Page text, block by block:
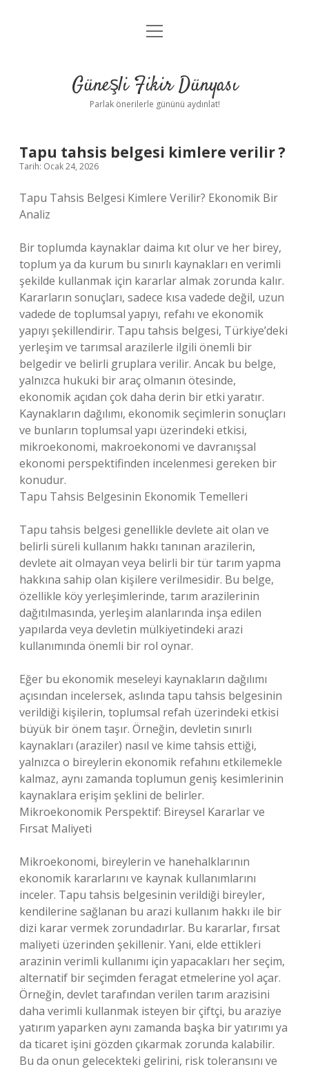
Anasayfa
Yasal Uyarı
menüyü
Güneşli Fikir Dünyası
Parlak önerilerle gününü aydınlat!
Tapu tahsis belgesi kimlere verilir ?
Tarih: Ocak 24, 2026
Tapu Tahsis Belgesi Kimlere Verilir? Ekonomik Bir
Analiz
Bir toplumda kaynaklar daima kıt olur ve her birey,
toplum ya da kurum bu sınırlı kaynakları en verimli
şekilde kullanmak için kararlar almak zorunda kalır.
Kararların sonuçları, sadece kısa vadede değil, uzun
vadede de toplumsal yapıyı, refahı ve ekonomik
yapıyı şekillendirir. Tapu tahsis belgesi, Türkiye’deki
yerleşim ve tarımsal arazilerle ilgili önemli bir
belgedir ve belirli gruplara verilir. Ancak bu belge,
yalnızca hukuki bir araç olmanın ötesinde,
ekonomik açıdan çok daha derin bir etki yaratır.
Kaynakların dağılımı, ekonomik seçimlerin sonuçları
ve bunların toplumsal yapı üzerindeki etkisi,
mikroekonomi, makroekonomi ve davranışsal
ekonomi perspektifinden incelenmesi gereken bir
konudur.
Tapu Tahsis Belgesinin Ekonomik Temelleri
Tapu tahsis belgesi genellikle devlete ait olan ve
belirli süreli kullanım hakkı tanınan arazilerin,
devlete ait olmayan veya belirli bir tür tarım yapma
hakkına sahip olan kişilere verilmesidir. Bu belge,
özellikle köy yerleşimlerinde, tarım arazilerinin
dağıtılmasında, yerleşim alanlarında inşa edilen
yapılarda veya devletin mülkiyetindeki arazi
kullanımında önemli bir rol oynar.
Eğer bu ekonomik meseleyi kaynakların dağılımı
açısından incelersek, aslında tapu tahsis belgesinin
verildiği kişilerin, toplumsal refah üzerindeki etkisi
büyük bir önem taşır. Örneğin, devletin sınırlı
kaynakları (araziler) nasıl ve kime tahsis ettiği,
yalnızca o bireylerin ekonomik refahını etkilemekle
kalmaz, aynı zamanda toplumun geniş kesimlerinin
kaynaklara erişim şeklini de belirler.
Mikroekonomik Perspektif: Bireysel Kararlar ve
Fırsat Maliyeti
Mikroekonomi, bireylerin ve hanehalklarının
ekonomik kararlarını ve kaynak kullanımlarını
inceler. Tapu tahsis belgesinin verildiği bireyler,
kendilerine sağlanan bu arazi kullanım hakkı ile bir
dizi karar vermek zorundadırlar. Bu kararlar, fırsat
maliyeti üzerinden şekillenir. Yani, elde ettikleri
arazinin verimli kullanımı için yapacakları her seçim,
alternatif bir seçimden feragat etmelerine yol açar.
Örneğin, devlet tarafından verilen tarım arazisini
daha verimli kullanmak isteyen bir çiftçi, bu araziye
yatırım yaparken aynı zamanda başka bir yatırımı ya
da ticaret işini gözden çıkarmak zorunda kalabilir.
Bu da onun gelecekteki gelirini, risk toleransını ve